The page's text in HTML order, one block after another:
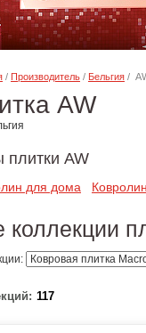
/ Производитель / Бельгия /
AW
плитки AW
для дома
коллекции
117